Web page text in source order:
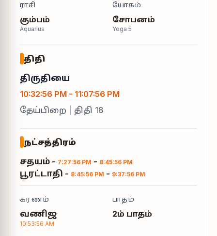
ராசி
கும்பம்
Aquarius
யோகம்
சோபனம்
Yoga 5
திதி
திருதியை
10:32:56 PM - 11:07:56 PM
தேய்பிறை | திதி 18
நட்சத்திரம்
சதயம் - 7:27:56 PM - 8:45:56 PM
பூரட்டாதி - 8:45:56 PM - 9:37:56 PM
கரணம்
வணிஜ
10:53:56 AM
பாதம்
2ம் பாதம்